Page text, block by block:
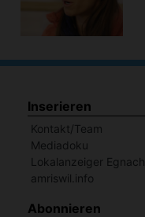
Inserieren
Kontakt/Team
Mediadoku
Lokalanzeiger Egnach
amriswil.info
Abonnieren